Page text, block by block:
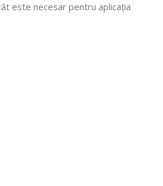
este necesar pentru aplicația